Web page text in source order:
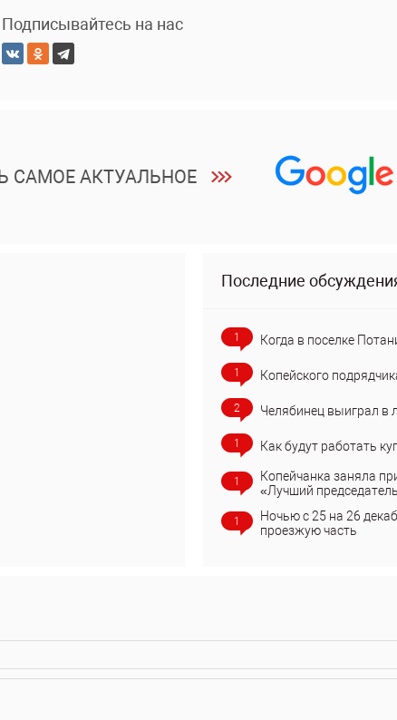
Подписывайтесь на нас
САМОЕ АКТУАЛЬНОЕ
Последние
1 Когда в поселке
1 Копейского
2 Челябинец выиграл в
1 Как будут работать
1
Копейчанка заняла
«Лучший
1
Ночью с 25 на 26
проезжую часть